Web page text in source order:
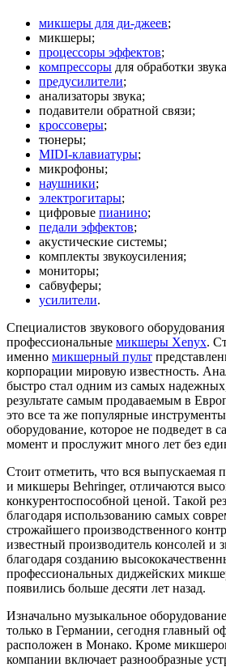
микшеры для ди-джеев;
микшеры;
процессоры эффектов;
компрессоры для обработки
предусилители;
анализаторы звука;
подавители обратной связи;
кроссоверы;
тюнеры;
MIDI-клавиатуры;
микрофоны;
наушники;
электрогитары;
цифровые пианино;
педали эффектов;
акустические системы;
комплекты звукоусиления;
мониторы;
сабвуферы;
усилители.
Специалистов звукового
профессиональные микшеры Xenyx.
именно микшерный пульт
корпорации мировую известность.
быстро стал одним из самых
результате самым продаваемым в
это все та же популярные
оборудование, которое не подведет в
момент и прослужит много лет без
Стоит отметить, что вся выпускаемая
и микшеры Behringer, отличаются
конкурентоспособной ценой. Такой
благодаря использованию самых
строжайшего производственного
известный производитель консолей и
благодаря созданию
профессиональных диджейских
появились больше десяти лет назад.
Изначально музыкальное
только в Германии, сегодня главный
расположен в Монако. Кроме
компании включает разнообразные